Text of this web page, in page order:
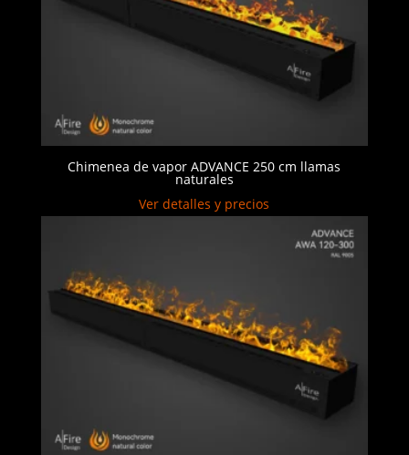
Chimenea de vapor ADVANCE 250 cm llamas
naturales
Ver detalles y precios